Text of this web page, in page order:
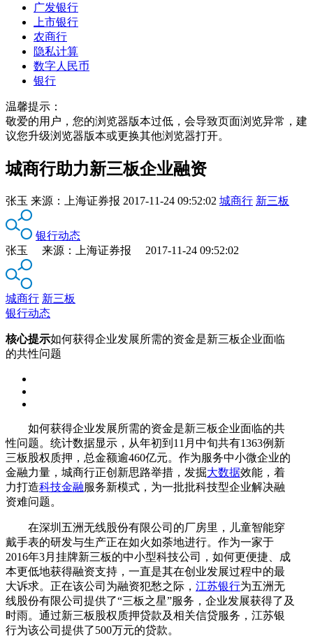
广发银行
上市银行
农商行
隐私计算
数字人民币
银行
温馨提示：
敬爱的用户，您的浏览器版本过低，会导致页面浏览异常，建
议您升级浏览器版本或更换其他浏览器打开。
城商行助力新三板企业融资
张玉 来源： 上海证券报 2017-11-24 09:52:02 城商行 新三板
银行动态
张玉 来源：上海证券报 2017-11-24 09:52:02
城商行 新三板
银行动态
核心提示如何获得企业发展所需的资金是新三板企业面临
的共性问题
如何获得企业发展所需的资金是新三板企业面临的共
性问题。统计数据显示，从年初到11月中旬共有1363例新
三板股权质押，总金额逾460亿元。作为服务中小微企业的
金融力量，城商行正创新思路举措，发掘大数据效能，着
力打造科技金融服务新模式，为一批批科技型企业解决融
资难问题。
在深圳五洲无线股份有限公司的厂房里，儿童智能穿
戴手表的研发与生产正在如火如荼地进行。作为一家于
2016年3月挂牌新三板的中小型科技公司，如何更便捷、成
本更低地获得融资支持，一直是其在创业发展过程中的最
大诉求。正在该公司为融资犯愁之际， 江苏银行为五洲无
线股份有限公司提供了“三板之星”服务，企业发展获得了及
时雨。通过新三板股权质押贷款及相关信贷服务，江苏银
行为该公司提供了500万元的贷款。